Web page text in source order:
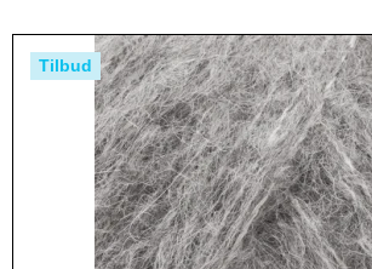
Tilbud